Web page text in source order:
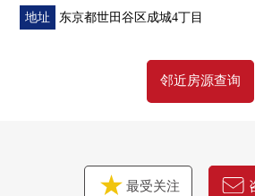
0OdakyuOX成城商店、大约1440M
地址 东京都世田谷区成城4丁目
邻近房源查询
最受关注